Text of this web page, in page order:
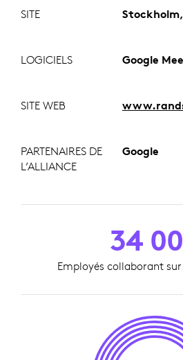
SITE
LOGICIELS Google
SITE WEB
PARTENAIRES DE
L’ALLIANCE
Google
34
Employés collaborant